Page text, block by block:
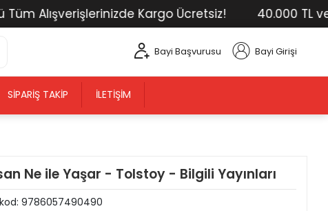
Alışverişlerinizde Kargo Ücretsiz! 40.000 TL ve
Bayi Başvurusu Bayi Girişi
SIPARIŞ TAKIP İLETIŞIM
Ne ile Yaşar - Tolstoy - Bilgili Yayınları
9786057490490